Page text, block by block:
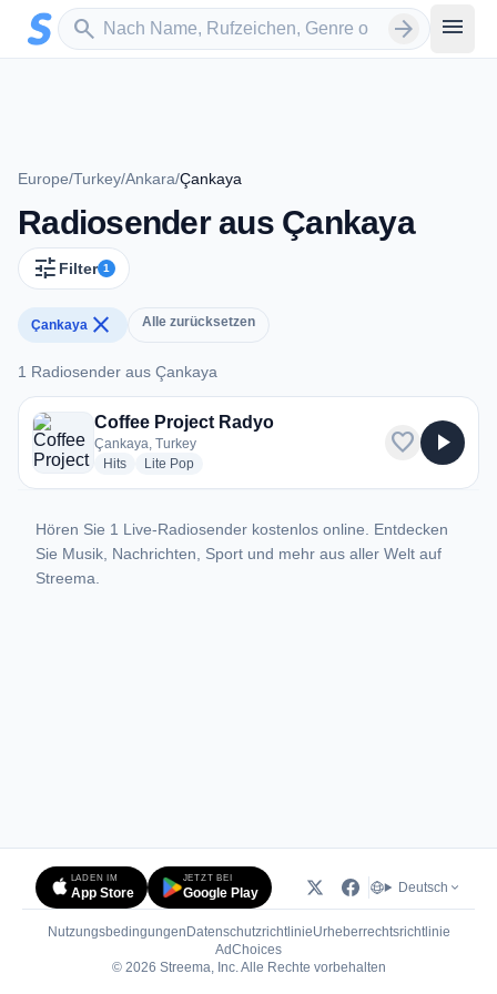
Zum Hauptinhalt springen
search
Sender suchen arrow_forward menu
Europe/Turkey/Ankara/Çankaya
Radiosender aus Çankaya
tune Filter 1
Çankaya close Alle zurücksetzen
1 Radiosender aus Çankaya
1 Radiosender aus Çankaya
Coffee Project Radyo
Çankaya, Turkey
Hitsradio stations
Lite Popradio stations
favorite play_arrow
Hören Sie 1 Live-Radiosender kostenlos online. Entdecken
Sie Musik, Nachrichten, Sport und mehr aus aller Welt auf
Streema.
LADEN IM
App Store
JETZT BEI
Google Play Deutsch
Nutzungsbedingungen DatenschutzrichtlinieUrheberrechtsrichtlinie
AdChoices(öffnet in neuem Tab)
© 2026 Streema, Inc. Alle Rechte vorbehalten